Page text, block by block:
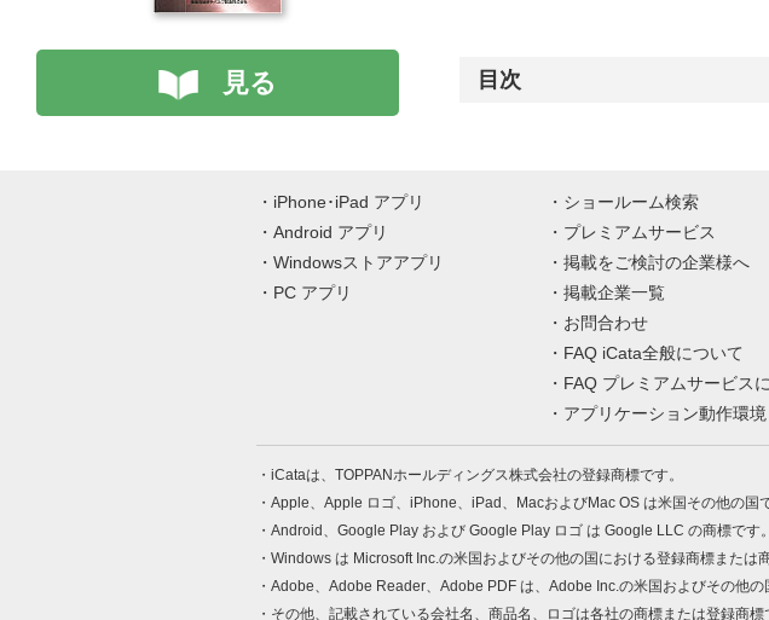
見る 目次
iPhone･iPad アプリ
Android アプリ
Windowsストアアプリ
PC アプリ
ショールーム検索
プレミアムサービス
掲載をご検討の企業様へ
掲載企業一覧
お問合わせ
FAQ iCata全般について
FAQ プレミアムサービス
アプリケーション動作環境
iCataは、TOPPANホールディングス株式会社の登録商標です。
Apple、Apple ロゴ、iPhone、iPad、MacおよびMac OS は米国その他の国
Android、Google Play および Google Play ロゴ は Google LLC の商標です。
Windows は Microsoft Inc.の米国およびその他の国における登録商標または商
Adobe、Adobe Reader、Adobe PDF は、Adobe Inc.の米国およびその他の
その他、記載されている会社名、商品名、ロゴは各社の商標または登録商標